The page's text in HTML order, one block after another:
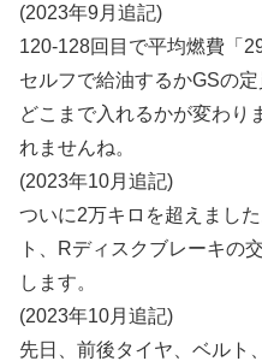
(2023年9月追記)
120-128回目で平均燃費「
セルフで給油するかGSの
どこまで入れるかが変わり
れませんね。
(2023年10月追記)
ついに2万キロを超えまし
ト、Rディスクブレーキの
します。
(2023年10月追記)
先日、前後タイヤ、ベルト